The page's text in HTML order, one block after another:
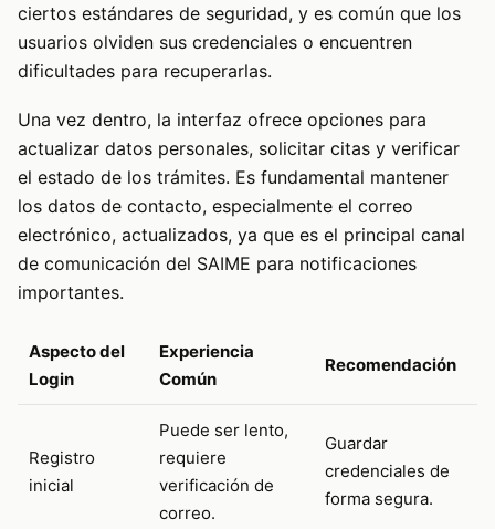
ciertos estándares de seguridad, y es común que los
usuarios olviden sus credenciales o encuentren
dificultades para recuperarlas.
Una vez dentro, la interfaz ofrece opciones para
actualizar datos personales, solicitar citas y verificar
el estado de los trámites. Es fundamental mantener
los datos de contacto, especialmente el correo
electrónico, actualizados, ya que es el principal canal
de comunicación del SAIME para notificaciones
importantes.
Aspecto del
Login
Experiencia
Común
Recomendación
Registro
inicial
Puede ser lento,
requiere
verificación de
correo.
Guardar
credenciales de
forma segura.